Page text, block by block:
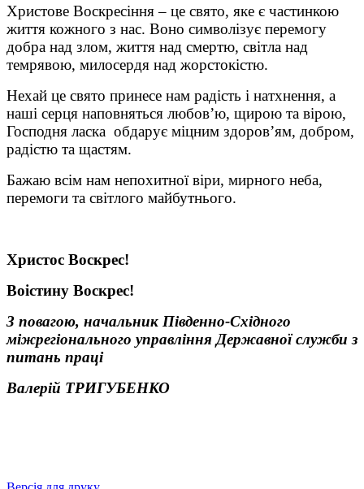
Христове Воскресіння – це свято, яке є частинкою
життя кожного з нас. Воно символізує перемогу
добра над злом, життя над смертю, світла над
темрявою, милосердя над жорстокістю.
Нехай це свято принесе нам радість і натхнення, а
наші серця наповняться любов’ю, щирою та вірою,
Господня ласка обдарує міцним здоров’ям, добром,
радістю та щастям.
Бажаю всім нам непохитної віри, мирного неба,
перемоги та світлого майбутнього.
Христос Воскрес!
Воістину Воскрес!
З повагою, начальник Південно-Східного
міжрегіонального управління Державної служби з
питань праці
Валерій ТРИГУБЕНКО